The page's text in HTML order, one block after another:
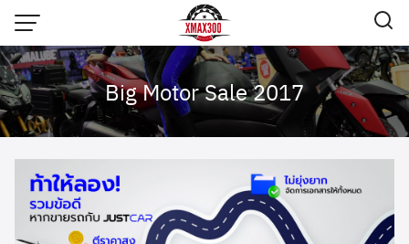
Skip
content
Big Motor Sale 2017